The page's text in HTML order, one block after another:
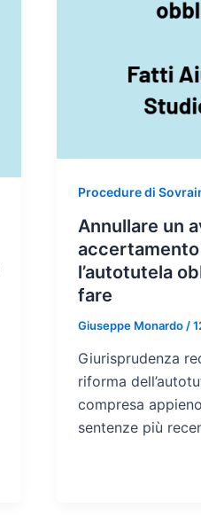
Procedure di
Annullare un
l’autotutela
fare
Giuseppe Monardo /
Giurisprudenza
riforma
compresa
sentenze più